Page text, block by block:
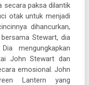
secara paksa dilantik
otak untuk menjadi
dihancurkan,
Stewart, dia
mengungkapkan
John Stewart dan
emosional. John
Lantern yang